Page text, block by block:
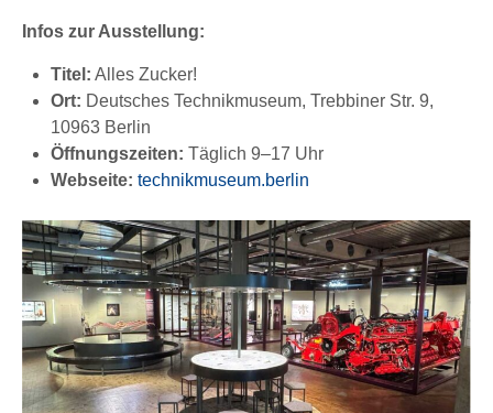
Infos zur Ausstellung:
Titel: Alles Zucker!
Ort: Deutsches Technikmuseum, Trebbiner Str. 9,
10963 Berlin
Öffnungszeiten: Täglich 9–17 Uhr
Webseite: technikmuseum.berlin